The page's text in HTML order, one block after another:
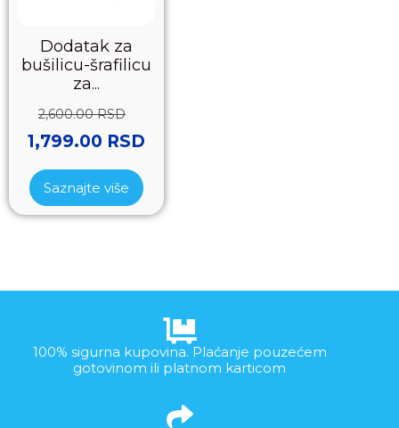
Dodatak za
bušilicu-šrafilicu
za...
2,600.00RSD
1,799.00 RSD
Saznajte više
100% sigurna kupovina. Plaćanje pouzećem
gotovinom ili platnom karticom